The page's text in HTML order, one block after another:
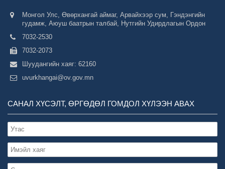
Монгол Улс, Өвөрхангай аймаг, Арвайхээр сум, Гэндэнгийн
гудамж, Аюуш баатрын талбай, Нутгийн Удирдлагын Ордон
7032-2530
7032-2073
Шуудангийн хаяг: 62160
uvurkhangai@ov.gov.mn
САНАЛ ХҮСЭЛТ, ӨРГӨДӨЛ ГОМДОЛ ХҮЛЭЭН АВАХ